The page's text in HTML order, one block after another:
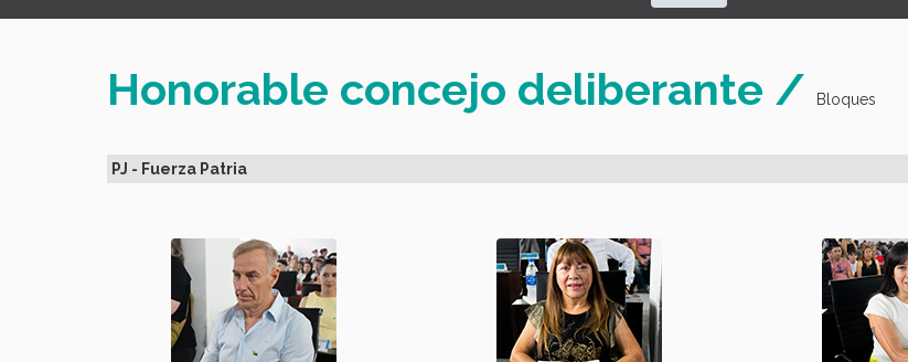
Honorable concejo deliberante / Bloques
PJ - Fuerza Patria